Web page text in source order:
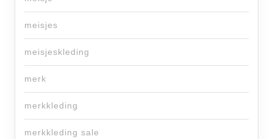
meisjes
meisjeskleding
merk
merkkleding
merkkleding sale